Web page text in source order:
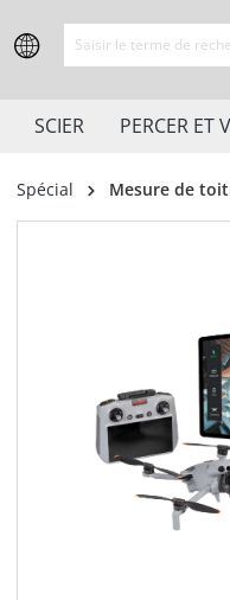
Zur
SCIER PERCER ET
Spécial Mesure de